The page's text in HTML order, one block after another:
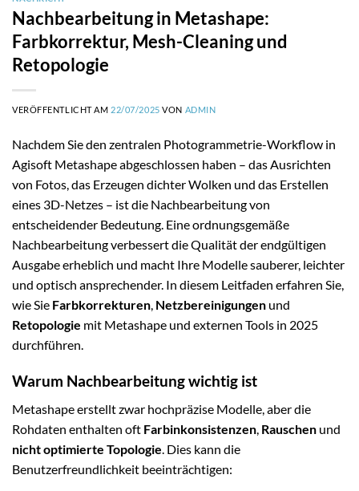
Nachbearbeitung in Metashape:
Farbkorrektur, Mesh-Cleaning und
Retopologie
VERÖFFENTLICHT AM 22/07/2025 VON ADMIN
Nachdem Sie den zentralen Photogrammetrie-Workflow in
Agisoft Metashape abgeschlossen haben – das Ausrichten
von Fotos, das Erzeugen dichter Wolken und das Erstellen
eines 3D-Netzes – ist die Nachbearbeitung von
entscheidender Bedeutung. Eine ordnungsgemäße
Nachbearbeitung verbessert die Qualität der endgültigen
Ausgabe erheblich und macht Ihre Modelle sauberer, leichter
und optisch ansprechender. In diesem Leitfaden erfahren Sie,
wie Sie Farbkorrekturen, Netzbereinigungen und
Retopologie mit Metashape und externen Tools in 2025
durchführen.
Warum Nachbearbeitung wichtig ist
Metashape erstellt zwar hochpräzise Modelle, aber die
Rohdaten enthalten oft Farbinkonsistenzen Rauschen und
nicht optimierte Topologie . Dies kann die
Benutzerfreundlichkeit beeinträchtigen: